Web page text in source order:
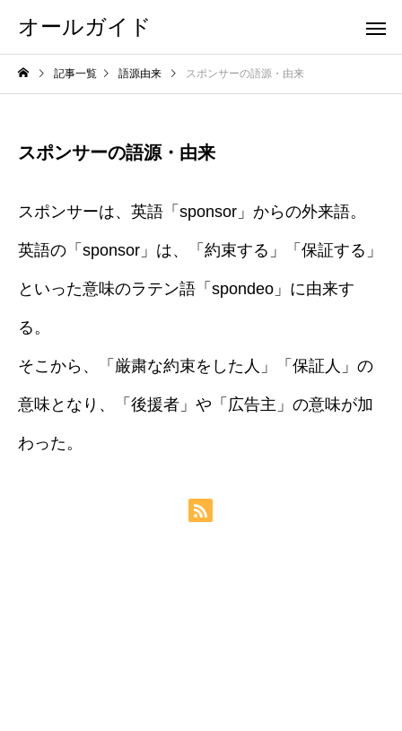
オールガイド
記事一覧 語源由来 スポンサーの語源・由来
スポンサーの語源・由来
スポンサーは、英語「sponsor」からの外来語。
英語の「sponsor」は、「約束する」「保証する」
といった意味のラテン語「spondeo」に由来す
る。
そこから、「厳粛な約束をした人」「保証人」の
意味となり、「後援者」や「広告主」の意味が加
わった。